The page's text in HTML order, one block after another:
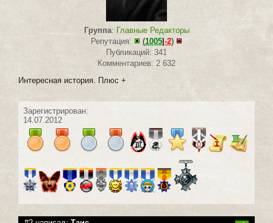
Группа: Главные Редакторы
Репутация:
(1005 -2)
Публикаций: 341
Комментариев: 2 632
Интересная история. Плюс +
Зарегистрирован:
14.07.2012